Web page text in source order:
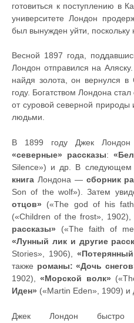
готовиться к поступлению в
университете Лондон
был вынужден уйти, поскольку
Весной 1897 года,
Лондон отправился на
найдя золота, он вернулся
году. Богатством Лондона
от суровой северной
людьми.
В 1899 году Джек Лондон
«северные» рассказы:
Silence») и др. В следующем
книга Лондона — сборник
Son of the wolf»). Затем
отцов» («The god of his
(«Children of the frost», 1902),
рассказы» («The faith of
«Лунный лик и другие
Stories», 1906),
также романы: «Дочь
1902),«Морской волк»
Иден» («Martin Eden», 1909) и
Джек Лондон